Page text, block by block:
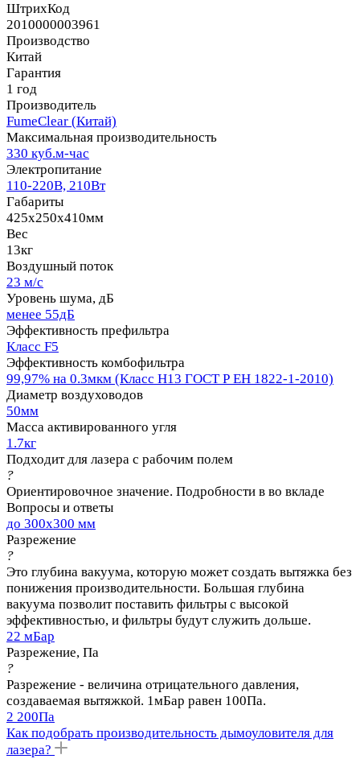
ШтрихКод
2010000003961
Производство
Китай
Гарантия
1 год
Производитель
FumeClear (Китай)
Максимальная производительность
330 куб.м-час
Электропитание
110-220В, 210Вт
Габариты
425х250х410мм
Вес
13кг
Воздушный поток
23 м/с
Уровень шума, дБ
менее 55дБ
Эффективность префильтра
Класс F5
Эффективность комбофильтра
99,97% на 0.3мкм (Класс Н13 ГОСТ Р ЕН 1822-1-2010)
Диаметр воздуховодов
50мм
Масса активированного угля
1.7кг
Подходит для лазера с рабочим полем
?
Ориентировочное значение. Подробности в во вкладе
Вопросы и ответы
до 300x300 мм
Разрежение
?
Это глубина вакуума, которую может создать вытяжка без
понижения производительности. Большая глубина
вакуума позволит поставить фильтры с высокой
эффективностью, и фильтры будут служить дольше.
22 мБар
Разрежение, Па
?
Разрежение - величина отрицательного давления,
создаваемая вытяжкой. 1мБар равен 100Па.
2 200Па
Как подобрать производительность дымоуловителя для
лазера?